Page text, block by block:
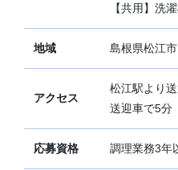
【共用】洗
地域 島根県松江市
アクセス
松江駅より
送迎車で5分
応募資格 調理業務3年